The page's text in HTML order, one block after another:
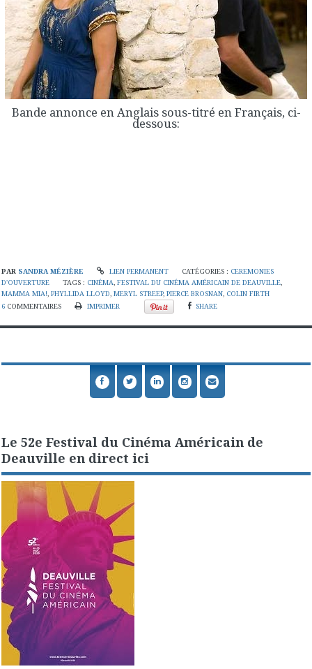
Bande annonce en Anglais sous-titré en Français, ci-
dessous:
PAR SANDRA MÉZIÈRE LIEN PERMANENT CATÉGORIES : CEREMONIES
D'OUVERTURE
TAGS : CINÉMA,FESTIVAL DU CINÉMA AMÉRICAIN DE DEAUVILLE,
MAMMA MIA!, PHYLLIDA LLOYD, MERYL STREEP, PIERCE BROSNAN, COLIN FIRTH
6 COMMENTAIRES IMPRIMER SHARE
Le 52e Festival du Cinéma Américain de
Deauville en direct ici